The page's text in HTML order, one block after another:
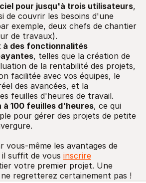
pour jusqu'à trois utilisateurs,
de couvrir les besoins d'une
exemple, deux chefs de chantier
de travaux).
à des fonctionnalités
, telles que la création de
de la rentabilité des projets,
facilitée avec vos équipes, le
des avancées, et la
feuilles d'heures de travail.
100 feuilles d'heures, ce qui
pour gérer des projets de petite
vous-même les avantages de
suffit de vous inscrire
votre premier projet. Une
regretterez certainement pas !